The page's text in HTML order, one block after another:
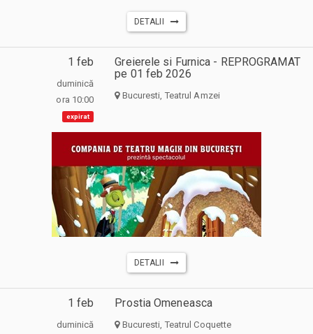
DETALII
1 feb
duminică
ora 10:00
expirat
Greierele si Furnica - REPROGRAMAT
pe 01 feb 2026
Bucuresti, Teatrul Amzei
DETALII
1 feb
duminică
Prostia Omeneasca
Bucuresti, Teatrul Coquette